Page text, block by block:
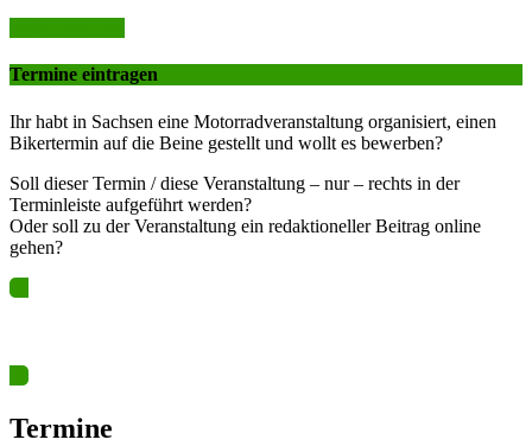
Termine eintragen
Ihr habt in Sachsen eine Motorradveranstaltung organisiert, einen
Bikertermin auf die Beine gestellt und wollt es bewerben?
Soll dieser Termin / diese Veranstaltung – nur – rechts in der
Terminleiste aufgeführt werden?
Oder soll zu der Veranstaltung ein redaktioneller Beitrag online
gehen?
Termine